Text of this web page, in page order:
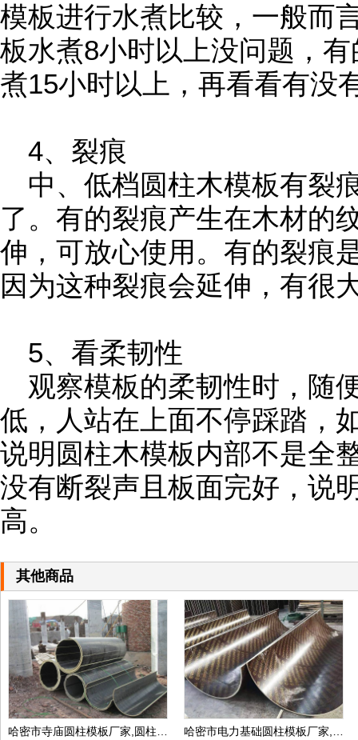
模板进行水煮比较，一般而
板水煮8小时以上没问题，
煮15小时以上，再看看有没
4、裂痕
中、低档圆柱木模板有裂
了。有的裂痕产生在木材的
伸，可放心使用。有的裂痕
因为这种裂痕会延伸，有很
5、看柔韧性
观察模板的柔韧性时，随
低，人站在上面不停踩踏，
说明圆柱木模板内部不是全
没有断裂声且板面完好，说
高。
其他商品